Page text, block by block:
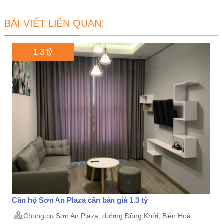
BÀI VIẾT LIÊN QUAN:
1.3 tỷ
Căn hộ Sơn An Plaza cần bán giá 1.3 tỷ
Chung cư Sơn An Plaza, đường Đồng Khởi, Biên Hoà,